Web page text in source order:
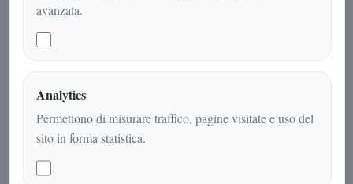
Le anomalie di 3I/ATLAS spiegate
dalla fisica cometaria, ma con una
domanda aperta: può una cometa
interstellare trasportare microsonde
invisibili?
avanzata.
Analytics
Permettono di misurare traffico, pagine visitate e uso del
sito in forma statistica.